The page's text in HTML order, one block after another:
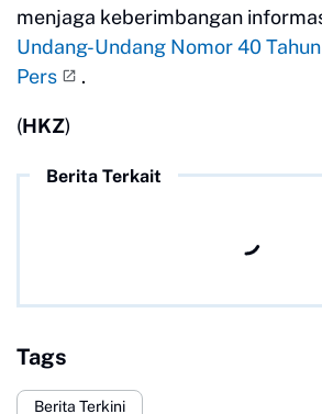
menjaga keberimbangan
Undang-Undang Nomor 40
Pers
.
(HKZ)
Berita Terkait
Tags
Berita Terkini